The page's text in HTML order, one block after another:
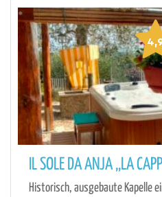
IL SOLE DA ANJA „LA
Historisch, ausgebaute Kapelle